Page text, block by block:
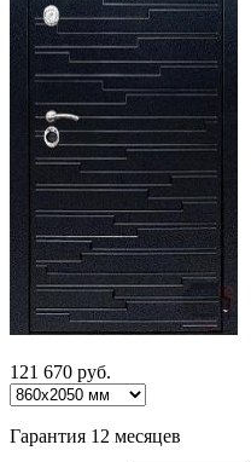
121 670 руб.
Гарантия 12 месяцев